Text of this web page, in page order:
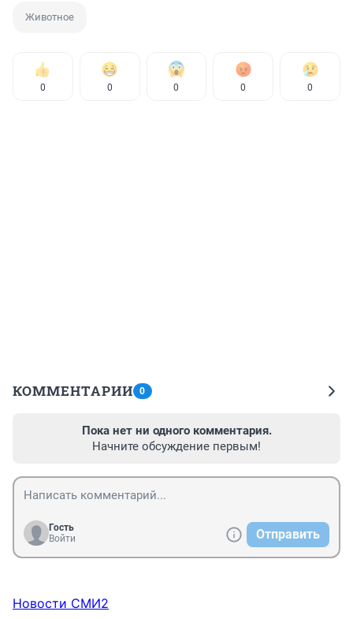
Животное
0 0 0 0 0
КОММЕНТАРИИ 0
Пока нет ни одного комментария.
Начните обсуждение первым!
Гость
Войти
Отправить
Новости СМИ2